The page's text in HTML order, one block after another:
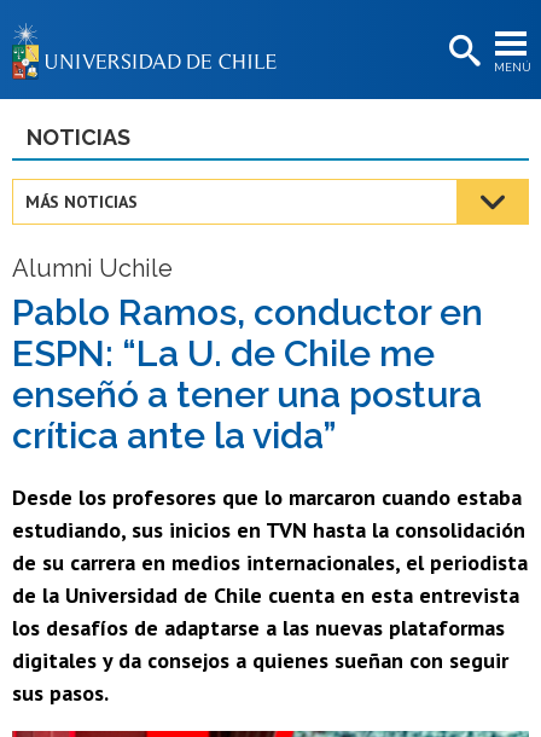
MENÚ
BIBLIOTECAS
Estudiantes
Funcionarias/os
Egresadas/os
NOTICIAS
MÁS NOTICIAS
Alumni Uchile
Pablo Ramos, conductor en
ESPN: “La U. de Chile me
enseñó a tener una postura
crítica ante la vida”
Desde los profesores que lo marcaron cuando estaba
estudiando, sus inicios en TVN hasta la consolidación
de su carrera en medios internacionales, el periodista
de la Universidad de Chile cuenta en esta entrevista
los desafíos de adaptarse a las nuevas plataformas
digitales y da consejos a quienes sueñan con seguir
sus pasos.